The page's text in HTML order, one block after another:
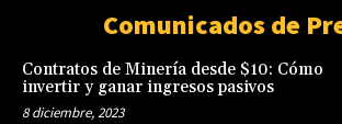
Comunicados de
Contratos de Minería desde $10: Cómo
invertir y ganar ingresos pasivos
8 diciembre, 2023